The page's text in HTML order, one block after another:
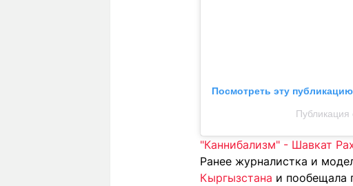
Посмотреть эту
Публикация
"Каннибализм" - Шавкат
Ранее журналистка и
Кыргызстана и пообещала